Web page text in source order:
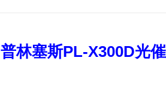
普林塞斯PL-X300D光